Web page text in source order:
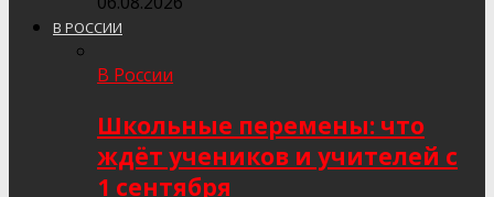
В РОССИИ
В России
Школьные перемены: что
ждёт учеников и учителей с
1 сентября